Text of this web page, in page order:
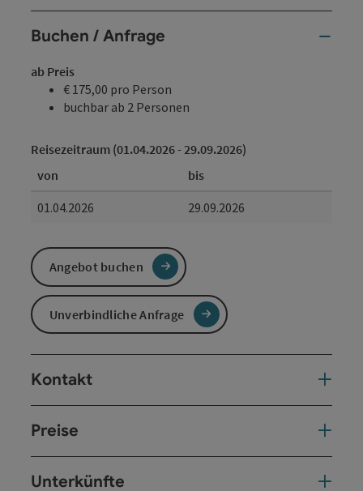
Buchen / Anfrage
ab Preis
€ 175,00 pro Person
buchbar ab 2 Personen
Reisezeitraum (01.04.2026 - 29.09.2026)
von
bis
01.04.2026
29.09.2026
Angebot buchen
Unverbindliche Anfrage
Kontakt
Preise
Unterkünfte